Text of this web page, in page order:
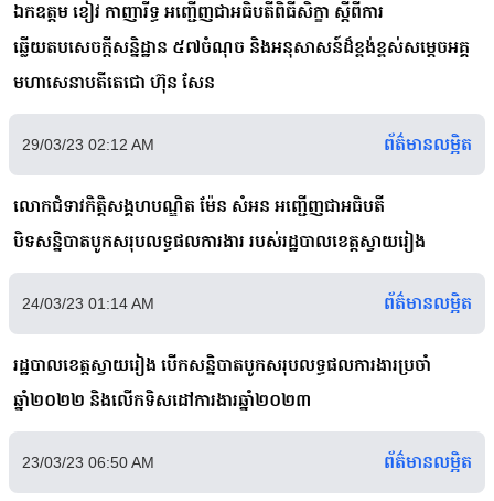
ឯកឧត្តម ខៀវ កាញារីទ្ធ អញ្ជើញជាអធិបតីពិធីសិក្ខា ស្តីពីការ
ឆ្លើយតបសេចក្តីសន្និដ្ឋាន ៥៧ចំណុច និងអនុសាសន៍ដ៏ខ្ពង់ខ្ពស់សម្តេចអគ្គ
មហាសេនាបតីតេជោ ហ៊ុន សែន
29/03/23 02:12 AM ព័ត៌មានលម្អិត
លោកជំទាវកិត្តិសង្គហបណ្ឌិត ម៉ែន សំអន អញ្ជើញជាអធិបតី
បិទសន្និបាតបូកសរុបលទ្ធផលការងារ របស់រដ្ឋបាលខេត្តស្វាយរៀង
24/03/23 01:14 AM ព័ត៌មានលម្អិត
រដ្ឋបាលខេត្តស្វាយរៀង បើកសន្និបាតបូកសរុបលទ្ធផលការងារប្រចាំ
ឆ្នាំ២០២២ និងលើកទិសដៅការងារឆ្នាំ២០២៣
23/03/23 06:50 AM ព័ត៌មានលម្អិត